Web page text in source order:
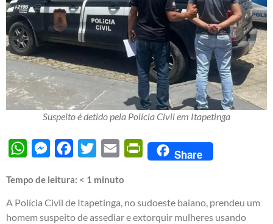
Suspeito é detido pela Polícia Civil em Itapetinga
WhatsAppMessengerFacebook
Twitter Email PrintFriendly
Share
Tempo de leitura: < 1 minuto
A Polícia Civil de Itapetinga, no sudoeste baiano, prendeu um
homem suspeito de assediar e extorquir mulheres usando